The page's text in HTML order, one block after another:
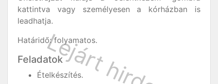
kattintva vagy személyesen a kórházban is
leadhatja.
Határidő: folyamatos.
Feladatok
Ételkészítés.